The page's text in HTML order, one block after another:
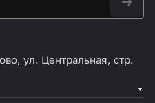
ул. Центральная, стр.